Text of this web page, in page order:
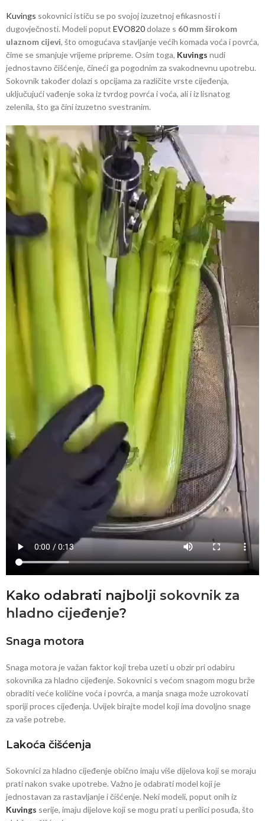
Kuvings sokovnici ističu se po svojoj izuzetnoj efikasnosti i
dugovječnosti. Modeli poput EVO820dolaze s 60 mm širokom
ulaznom cijevi, što omogućava stavljanje većih komada voća i povrća,
čime se smanjuje vrijeme pripreme. Osim toga, Kuvings nudi
jednostavno čišćenje, čineći ga pogodnim za svakodnevnu upotrebu.
Sokovnik također dolazi s opcijama za različite vrste cijeđenja,
uključujući vađenje soka iz tvrdog povrća i voća, ali i iz lisnatog
zelenila, što ga čini izuzetno svestranim.
Kako odabrati najbolji sokovnik za
hladno cijeđenje?
Snaga motora
Snaga motora je važan faktor koji treba uzeti u obzir pri odabiru
sokovnika za hladno cijeđenje. Sokovnici s većom snagom mogu brže
obraditi veće količine voća i povrća, a manja snaga može uzrokovati
sporiji proces cijeđenja. Uvijek birajte model koji ima dovoljno snage
za vaše potrebe.
Lakoća čišćenja
Sokovnici za hladno cijeđenje obično imaju više dijelova koji se moraju
prati nakon svake upotrebe. Važno je odabrati model koji je
jednostavan za rastavljanje i čišćenje. Neki modeli, poput onih iz
Kuvings serije, imaju dijelove koji se mogu prati u perilici posuđa, što